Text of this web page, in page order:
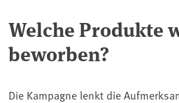
Welche Produkte
beworben?
Die Kampagne lenkt die